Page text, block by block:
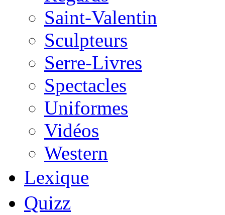
Saint-Valentin
Sculpteurs
Serre-Livres
Spectacles
Uniformes
Vidéos
Western
Lexique
Quizz